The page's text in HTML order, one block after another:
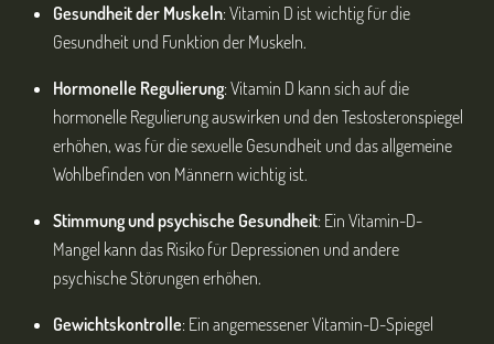
Gesundheit der Muskeln: Vitamin D ist wichtig für die
Gesundheit und Funktion der Muskeln.
Hormonelle Regulierung: Vitamin D kann sich auf die
hormonelle Regulierung auswirken und den Testosteronspiegel
erhöhen, was für die sexuelle Gesundheit und das allgemeine
Wohlbefinden von Männern wichtig ist.
Stimmung und psychische Gesundheit: Ein Vitamin-D-
Mangel kann das Risiko für Depressionen und andere
psychische Störungen erhöhen.
Gewichtskontrolle: Ein angemessener Vitamin-D-Spiegel